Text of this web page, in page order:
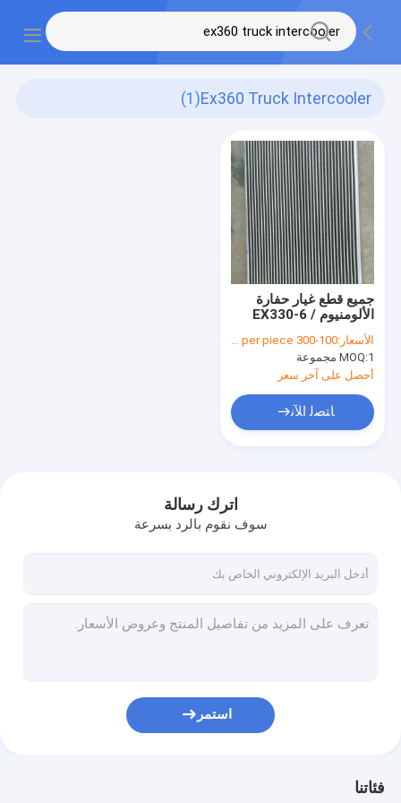
Ex360 Truck Intercooler
(1)
جميع قطع غيار حفارة
الألومنيوم EX330-6 /
EX360 / EX330-3
Hitachi Excavator
الأسعار:100-300 USD per piece
MOQ:1 مجموعة
أحصل على آخر سعر
ﺎﺘﺼﻟ ﺍﻶﻧ
اترك رسالة
سوف نقوم بالرد بسرعة
استمر
فئاتنا